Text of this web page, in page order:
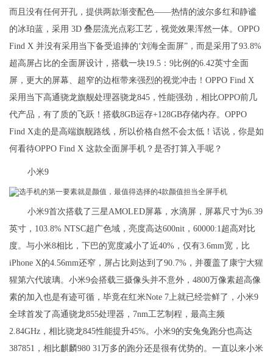
而且没有任何开孔，提供两款渐变配色——热情的波尔多红和静谧
的冰珀蓝，采用 3D 叠层流光点彩工艺，视觉效果浑然一体。OPPO
Find X 并没有采用当下备受追捧的‘刘海全面屏”，而是采用了93.8%
超高屏占比的全面屏设计，搭载一块19.5：9比例的6.42英寸全面
屏，更大的屏幕、超窄的边框带来强烈的视觉冲击！OPPO Find X
采用当下高通骁龙旗舰处理器骁龙845，性能强劲，相比OPPO前几
代产品，有了质的飞跃！搭载8GB运存+128GB存储内存。OPPO
Find X走的是高端旗舰路线，所以价格自然不会太低！话说，你是如
何看待OPPO Find X 这款全面屏手机？是否打算入手呢？
小米9
小米9首次搭载了三星AMOLED屏幕，水滴屏，屏幕尺寸为6.39
英寸，103.8% NTSC超广色域，亮度高达600nit，60000:1超高对比
度。与小米8相比，下巴的宽度减小了近40%，仅有3.6mm宽，比
iPhone X的4.56mm还窄，屏占比则达到了90.7%，并覆盖了康宁大猩
猩第六代玻璃。小米9会搭载三摄像头并不意外，4800万像素超高像
素的加入也是有迹可循，毕竟在红米Note 7上就已经尝鲜了，小米9
全球首发了高通骁龙855处理器，7nm工艺制程，最高主频
2.84GHz，相比骁龙845性能提升45%。小米9的安兔兔跑分也高达
387851，相比麒麟980 31万多的跑分还是很有优势的。一直以来小米